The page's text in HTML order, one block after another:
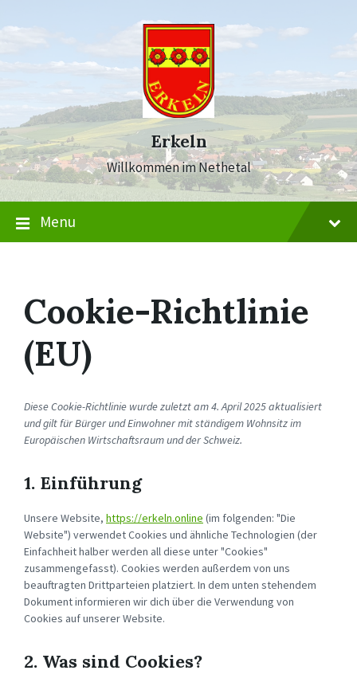
Erkeln
Willkommen im Nethetal
Menu
Cookie-Richtlinie
(EU)
Diese Cookie-Richtlinie wurde zuletzt am 4. April 2025 aktualisiert
und gilt für Bürger und Einwohner mit ständigem Wohnsitz im
Europäischen Wirtschaftsraum und der Schweiz.
1. Einführung
Unsere Website, https://erkeln.online (im folgenden: "Die
Website") verwendet Cookies und ähnliche Technologien (der
Einfachheit halber werden all diese unter "Cookies"
zusammengefasst). Cookies werden außerdem von uns
beauftragten Drittparteien platziert. In dem unten stehendem
Dokument informieren wir dich über die Verwendung von
Cookies auf unserer Website.
2. Was sind Cookies?